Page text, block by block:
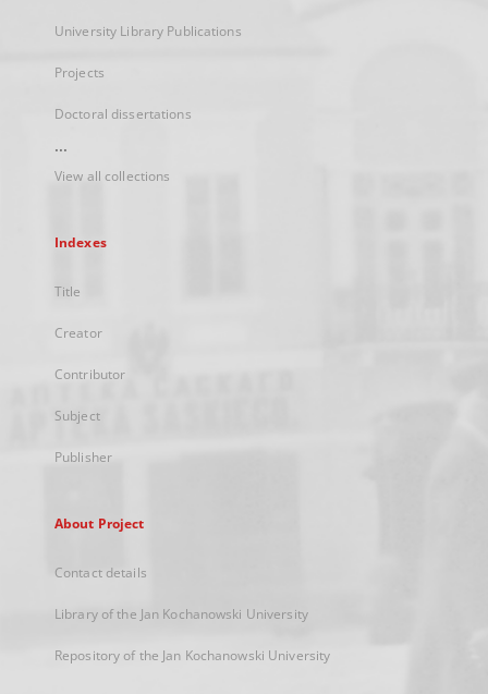
University Library Publications
Projects
Doctoral dissertations
...
View all collections
Indexes
Title
Creator
Contributor
Subject
Publisher
About Project
Contact details
Library of the Jan Kochanowski University
Repository of the Jan Kochanowski University